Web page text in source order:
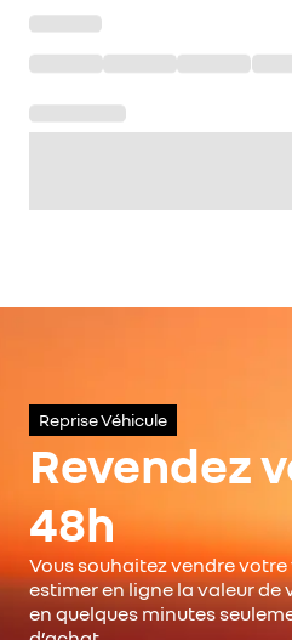
Reprise Véhicule
Revendez
48h
Vous souhaitez vendre
estimer en ligne la valeur de
en quelques minutes